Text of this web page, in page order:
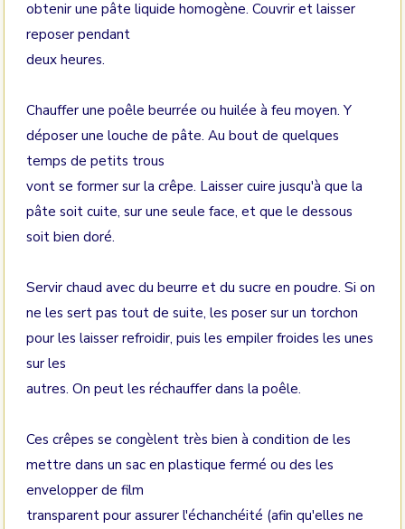
obtenir une pâte liquide homogène. Couvrir et laisser
reposer pendant
deux heures.
Chauffer une poêle beurrée ou huilée à feu moyen. Y
déposer une louche de pâte. Au bout de quelques
temps de petits trous
vont se former sur la crêpe. Laisser cuire jusqu'à que la
pâte soit cuite, sur une seule face, et que le dessous
soit bien doré.
Servir chaud avec du beurre et du sucre en poudre. Si on
ne les sert pas tout de suite, les poser sur un torchon
pour les laisser refroidir, puis les empiler froides les unes
sur les
autres. On peut les réchauffer dans la poêle.
Ces crêpes se congèlent très bien à condition de les
mettre dans un sac en plastique fermé ou des les
envelopper de film
transparent pour assurer l'échanchéité (afin qu'elles ne